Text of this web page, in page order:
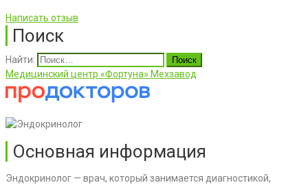
Написать отзыв
Поиск
Найти:
Медицинский центр «Фортуна» Мехзавод
Основная информация
Эндокринолог — врач, который занимается диагностикой,